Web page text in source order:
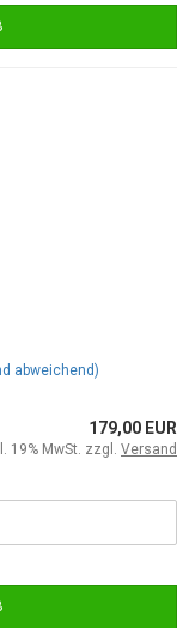
abweichend)
179,00 EUR
19% MwSt. zzgl. Versand